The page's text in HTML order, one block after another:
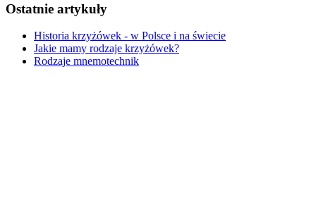
Ostatnie artykuły
Historia krzyżówek - w Polsce i na świecie
Jakie mamy rodzaje krzyżówek?
Rodzaje mnemotechnik